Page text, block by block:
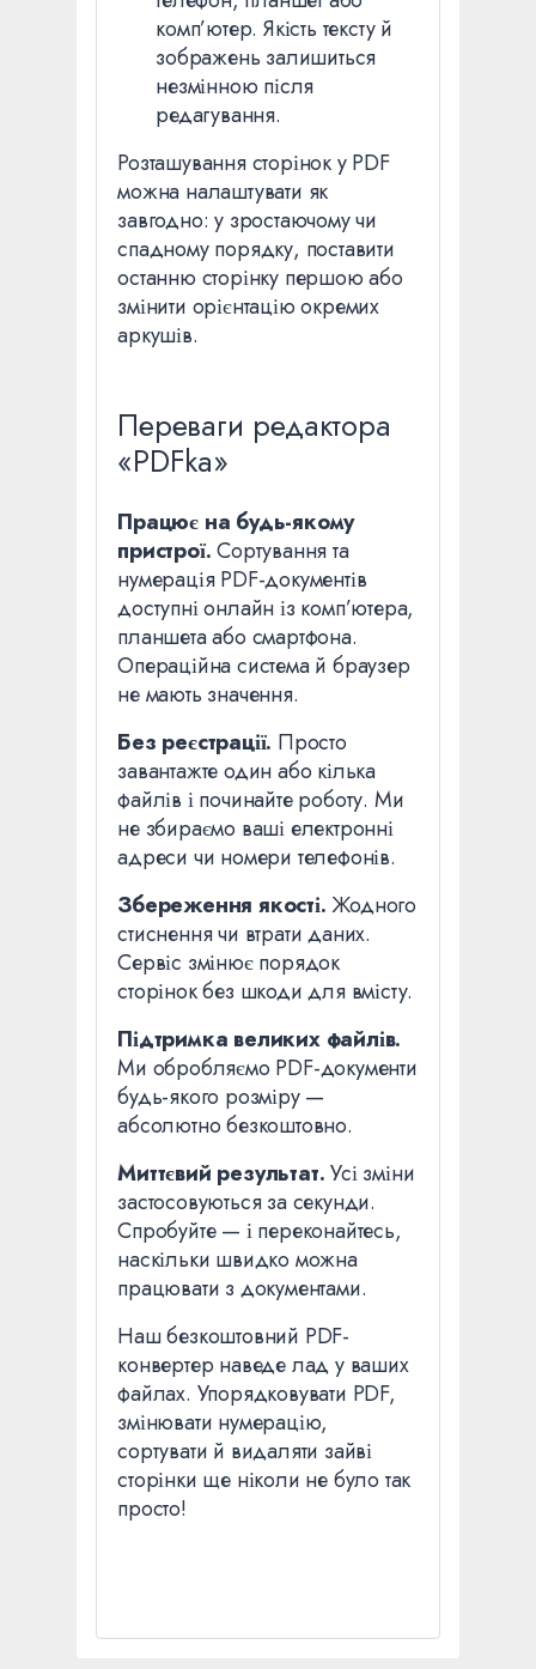
комп’ютер. Якість тексту й
зображень залишиться
незмінною після
редагування.
Розташування сторінок у PDF
можна налаштувати як
завгодно: у зростаючому чи
спадному порядку, поставити
останню сторінку першою або
змінити орієнтацію окремих
аркушів.
Переваги редактора
«PDFka»
Працює на будь-якому
пристрої.Сортування та
нумерація PDF-документів
доступні онлайн із комп’ютера,
планшета або смартфона.
Операційна система й браузер
не мають значення.
Без реєстрації. Просто
завантажте один або кілька
файлів і починайте роботу. Ми
не збираємо ваші електронні
адреси чи номери телефонів.
Збереження якості.Жодного
стиснення чи втрати даних.
Сервіс змінює порядок
сторінок без шкоди для вмісту.
Підтримка великих файлів.
Ми обробляємо PDF-документи
будь-якого розміру —
абсолютно безкоштовно.
Миттєвий результат.Усі зміни
застосовуються за секунди.
Спробуйте — і переконайтесь,
наскільки швидко можна
працювати з документами.
Наш безкоштовний PDF-
конвертер наведе лад у ваших
файлах. Упорядковувати PDF,
змінювати нумерацію,
сортувати й видаляти зайві
сторінки ще ніколи не було так
просто!